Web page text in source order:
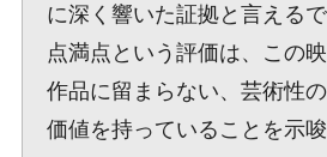
に深く響いた証拠と言える
点満点という評価は、この
作品に留まらない、芸術性
価値を持っていることを示唆